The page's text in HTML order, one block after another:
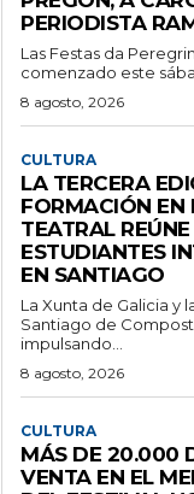
PERIODISTA
Las Festas da
comenzado este
8 agosto, 2026
CULTURA
LA TERCERA
FORMACIÓN EN
TEATRAL
ESTUDIANTES
EN SANTIAGO
La Xunta de Galicia y
Santiago de
impulsando...
8 agosto, 2026
CULTURA
MÁS DE 20.000
VENTA EN EL